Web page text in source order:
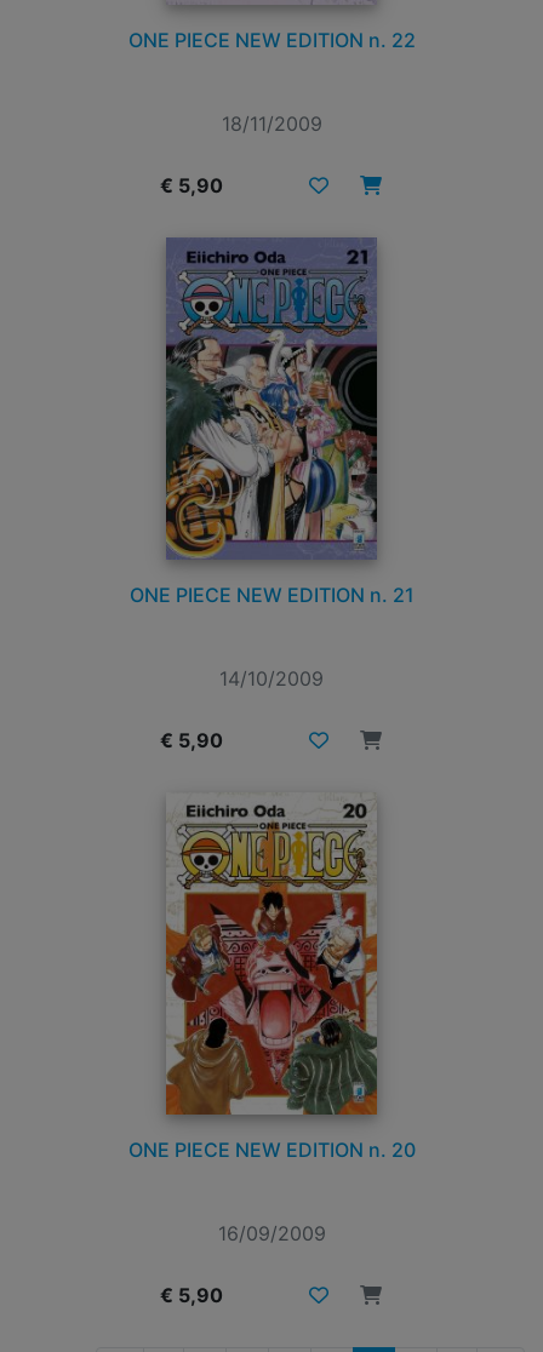
ONE PIECE NEW EDITION n. 22
18/11/2009
€ 5,90
ONE PIECE NEW EDITION n. 21
14/10/2009
€ 5,90
ONE PIECE NEW EDITION n. 20
16/09/2009
€ 5,90